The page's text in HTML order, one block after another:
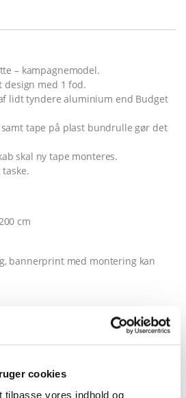
cookies
tilpasse vores indhold og
– kampagnemodel.
med 1 fod.
lidt tyndere aluminium end Budget
tape på plast bundrulle gør det
skal ny tape monteres.
cm
bannerprint med montering kan